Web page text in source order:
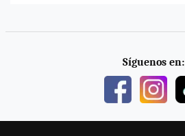
Síguenos en: